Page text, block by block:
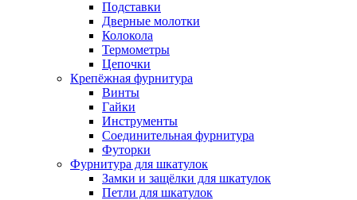
Подставки
Дверные молотки
Колокола
Термометры
Цепочки
Крепёжная фурнитура
Винты
Гайки
Инструменты
Соединительная фурнитура
Футорки
Фурнитура для шкатулок
Замки и защёлки для шкатулок
Петли для шкатулок